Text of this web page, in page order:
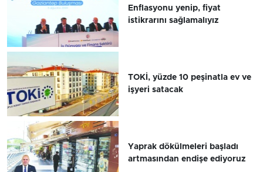
Enflasyonu yenip, fiyat
istikrarını sağlamalıyız
TOKİ, yüzde 10 peşinatla ev ve
işyeri satacak
Yaprak dökülmeleri başladı
artmasından endişe ediyoruz